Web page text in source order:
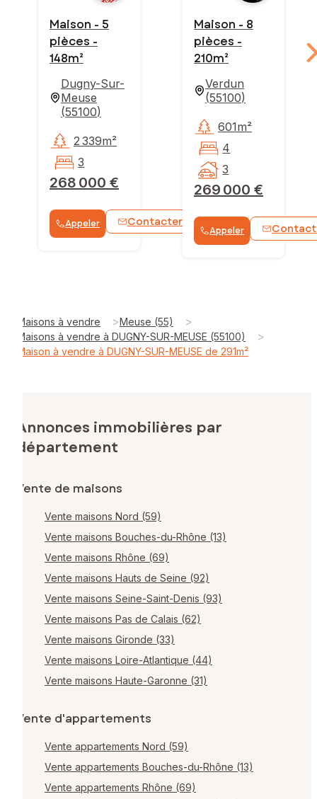
Maison - 5
pièces -
148m²
Dugny-Sur-
Meuse
(55100)
268 000 €
2 339m²
3
Appeler Contacter WhatsApp
Maison - 8
pièces -
210m²
Verdun
(55100)
269 000 €
601m²
4
3
Appeler
Maisons à vendre >Meuse (55) >
Maisons à vendre à DUGNY-SUR-MEUSE (55100) >
Maison à vendre à DUGNY-SUR-MEUSE de 291m²
Annonces immobilières par
département
Vente de maisons
Vente maisons Nord (59)
Vente maisons Bouches-du-Rhône (13)
Vente maisons Rhône (69)
Vente maisons Hauts de Seine (92)
Vente maisons Seine-Saint-Denis (93)
Vente maisons Pas de Calais (62)
Vente maisons Gironde (33)
Vente maisons Loire-Atlantique (44)
Vente maisons Haute-Garonne (31)
Vente d'appartements
Vente appartements Nord (59)
Vente appartements Bouches-du-Rhône (13)
Vente appartements Rhône (69)